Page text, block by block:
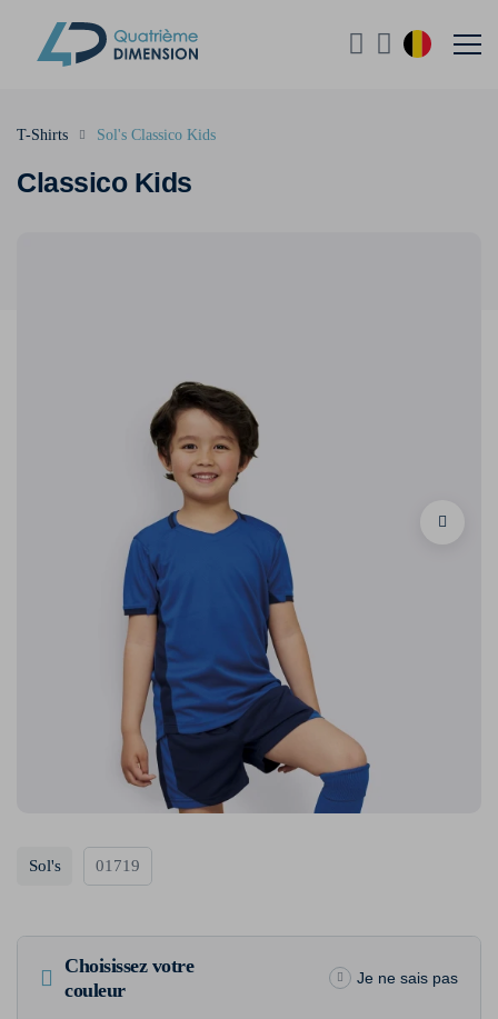
Classico Kids
T-Shirts Sol's Classico Kids
Sol's 01719
Choisissez votre
couleur
Je ne sais pas